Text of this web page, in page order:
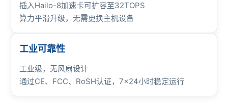
插入Hailo-8加速卡可扩容至32TOPS
算力平滑升级，无需更换主机设备
工业可靠性
工业级，无风扇设计
通过CE、FCC、RoSH认证，7×24小时稳定运行